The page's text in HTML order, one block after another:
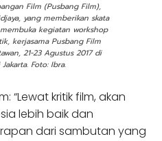
Film (Pusbang Film),
yang memberikan skata
kegiatan workshop
kerjasama Pusbang Film
21-23 Agustus 2017 di
Foto: Ibra.
“Lewat kritik film, akan
lebih baik dan
dari sambutan yang